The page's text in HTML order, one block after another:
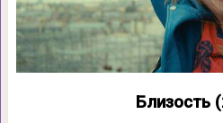
Близость